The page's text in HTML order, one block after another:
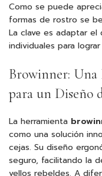
Como se puede
formas de rostro se
La clave es adaptar el
individuales para
Browinner:
para un Diseño
La herramienta
como una solución
cejas. Su diseño
seguro, facilitando la
vellos rebeldes. A